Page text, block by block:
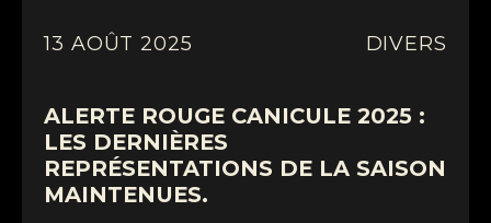
13 AOÛT 2025 DIVERS
ALERTE ROUGE CANICULE 2025 :
LES DERNIÈRES
REPRÉSENTATIONS DE LA SAISON
MAINTENUES.